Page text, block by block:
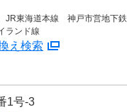
東海道本線 神戸市営地下鉄
ランド線
え検索
1号-3